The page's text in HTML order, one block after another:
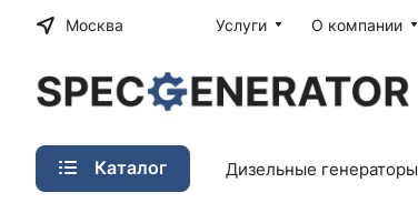
Москва Услуги О компании
Каталог Дизельные генераторы